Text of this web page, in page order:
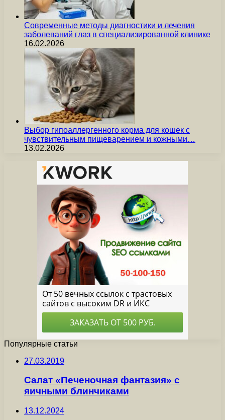
Современные методы диагностики и лечения
заболеваний глаз в специализированной клинике
16.02.2026
Выбор гипоаллергенного корма для кошек с
чувствительным пищеварением и кожными…
13.02.2026
Популярные статьи
27.03.2019
Салат «Печеночная фантазия» с
яичными блинчиками
13.12.2024